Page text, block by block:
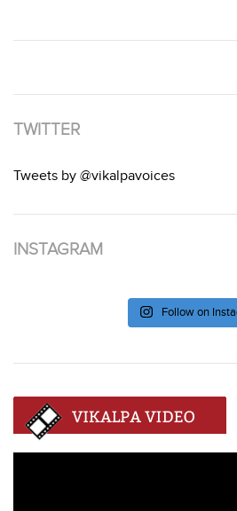
TWITTER
Tweets by @vikalpavoices
INSTAGRAM
Follow on